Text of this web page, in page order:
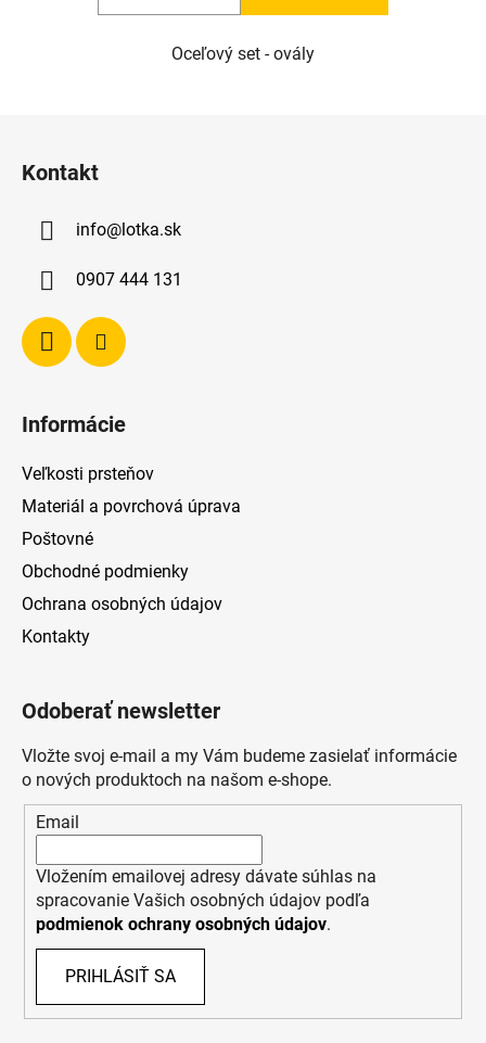
Oceľový set - ovály
Kontakt
info@lotka.sk
0907 444 131
Informácie
Veľkosti prsteňov
Materiál a povrchová úprava
Poštovné
Obchodné podmienky
Ochrana osobných údajov
Kontakty
Odoberať newsletter
Vložte svoj e-mail a my Vám budeme zasielať informácie
o nových produktoch na našom e-shope.
Email
Vložením emailovej adresy dávate súhlas na
spracovanie Vašich osobných údajov podľa
podmienok ochrany osobných údajov.
PRIHLÁSIŤ SA